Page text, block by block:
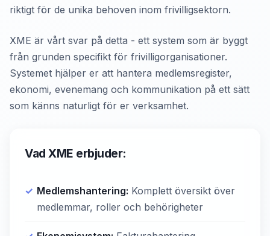
riktigt för de unika behoven inom frivilligsektorn.
XME är vårt svar på detta - ett system som är byggt
från grunden specifikt för frivilligorganisationer.
Systemet hjälper er att hantera medlemsregister,
ekonomi, evenemang och kommunikation på ett sätt
som känns naturligt för er verksamhet.
Vad XME erbjuder:
Medlemshantering: Komplett översikt över
medlemmar, roller och behörigheter